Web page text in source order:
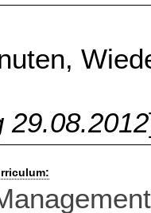
29.08.2012